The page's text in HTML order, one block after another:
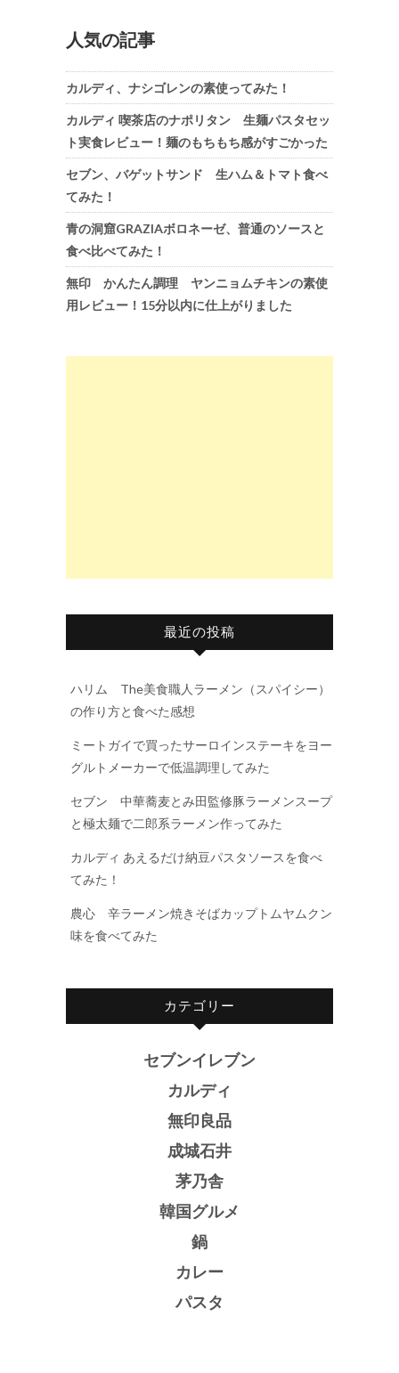
人気の記事
カルディ、ナシゴレンの素使ってみた！
カルディ 喫茶店のナポリタン 生麺パスタセッ
ト実食レビュー！麺のもちもち感がすごかった
セブン、バゲットサンド 生ハム＆トマト食べ
てみた！
青の洞窟GRAZIAボロネーゼ、普通のソースと
食べ比べてみた！
無印 かんたん調理 ヤンニョムチキンの素使
用レビュー！15分以内に仕上がりました
最近の投稿
ハリム The美食職人ラーメン（スパイシー）
の作り方と食べた感想
ミートガイで買ったサーロインステーキをヨー
グルトメーカーで低温調理してみた
セブン 中華蕎麦とみ田監修豚ラーメンスープ
と極太麺で二郎系ラーメン作ってみた
カルディ あえるだけ納豆パスタソースを食べ
てみた！
農心 辛ラーメン焼きそばカップトムヤムクン
味を食べてみた
カテゴリー
セブンイレブン
カルディ
無印良品
成城石井
茅乃舎
韓国グルメ
鍋
カレー
パスタ